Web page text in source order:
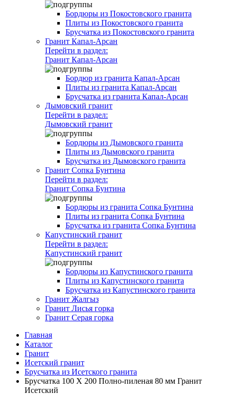
Бордюры из Покостовского гранита
Плиты из Покостовского гранита
Брусчатка из Покостовского гранита
Гранит Капал-Арсан
Перейти в раздел:
Гранит Капал-Арсан
Бордюр из гранита Капал-Арсан
Плиты из гранита Капал-Арсан
Брусчатка из гранита Капал-Арсан
Дымовский гранит
Перейти в раздел:
Дымовский гранит
Бордюры из Дымовского гранита
Плиты из Дымовского гранита
Брусчатка из Дымовского гранита
Гранит Сопка Бунтина
Перейти в раздел:
Гранит Сопка Бунтина
Бордюры из гранита Сопка Бунтина
Плиты из гранита Сопка Бунтина
Брусчатка из гранита Сопка Бунтина
Капустинский гранит
Перейти в раздел:
Капустинский гранит
Бордюры из Капустинского гранита
Плиты из Капустинского гранита
Брусчатка из Капустинского гранита
Гранит Жалгыз
Гранит Лисья горка
Гранит Серая горка
Главная
Каталог
Гранит
Исетский гранит
Брусчатка из Исетского гранита
Брусчатка 100 Х 200 Полно-пиленая 80 мм Гранит
Исетский